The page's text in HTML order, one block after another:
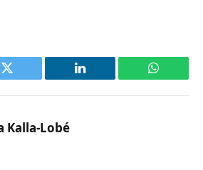
Twitter LinkedIn
Kalla-Lobé